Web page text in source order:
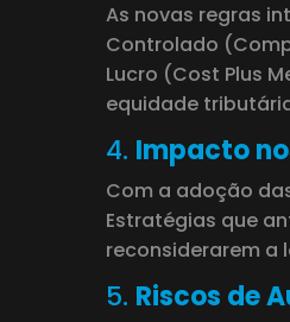
As novas regras
Controlado
Lucro (Cost Plus
equidade
4. Impacto
Com a adoção
Estratégias que
reconsiderarem a
5. Riscos de